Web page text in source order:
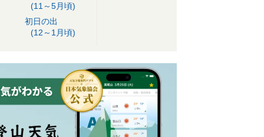
(11～5月頃)
初日の出
(12～1月頃)